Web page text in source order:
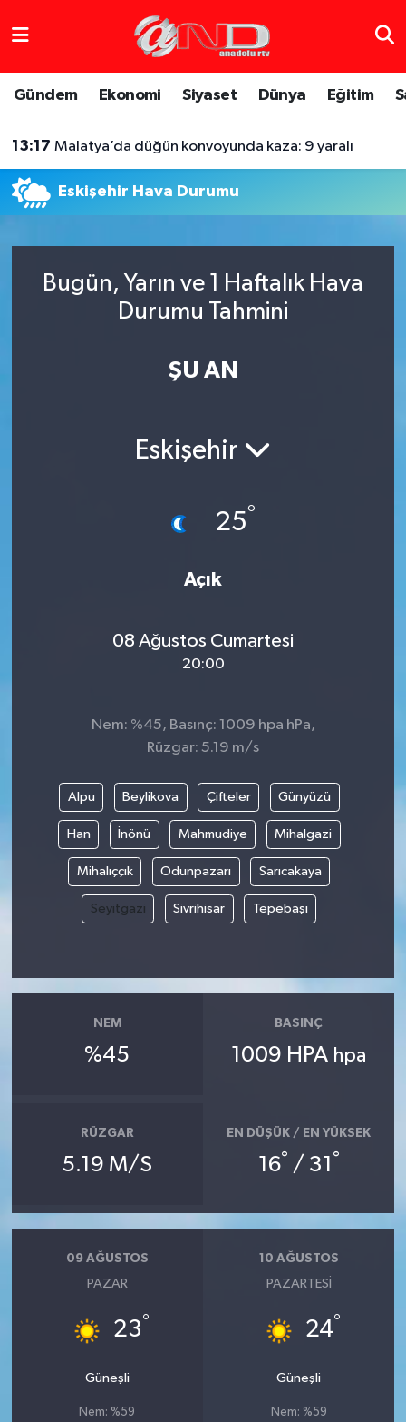
Gündem Ekonomi Siyaset Dünya Eğitim
13:17 Malatya’da düğün konvoyunda kaza: 9 yaralı
Eskişehir Hava Durumu
Bugün, Yarın ve 1 Haftalık Hava
Durumu Tahmini
ŞU AN
Eskişehir
25°
Açık
08 Ağustos Cumartesi
20:00
Nem: %45, Basınç: 1009 hpa hPa,
Rüzgar: 5.19 m/s
Alpu Beylikova Çifteler Günyüzü
Han İnönü Mahmudiye Mihalgazi
Mihalıççık Odunpazarı Sarıcakaya
Seyitgazi Sivrihisar Tepebaşı
NEM
%45
BASINÇ
1009 HPA hpa
RÜZGAR
5.19 M/S
EN DÜŞÜK / EN YÜKSEK
16° / 31 °
09 AĞUSTOS
PAZAR
23°
Güneşli
Nem: %59
10 AĞUSTOS
PAZARTESI
24°
Güneşli
Nem: %59
Gündem
Haber Arşivi